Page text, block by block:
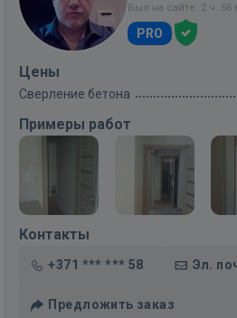
Был на сайте: 2 ч. 56
PRO
Цены
Сверление бетона
Примеры работ
Контакты
+371 *** *** 58 Эл.
Предложить заказ